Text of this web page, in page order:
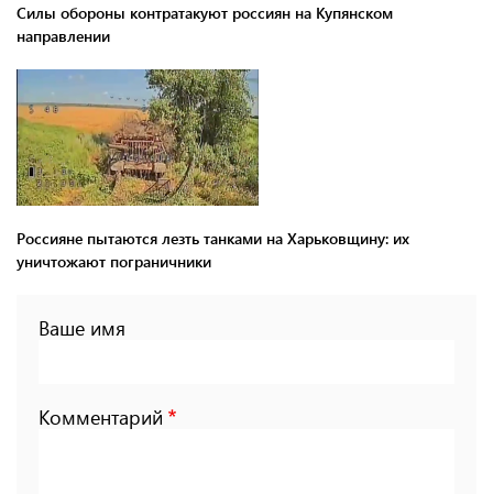
Силы обороны контратакуют россиян на Купянском
направлении
Россияне пытаются лезть танками на Харьковщину: их
уничтожают пограничники
Ваше имя
Комментарий